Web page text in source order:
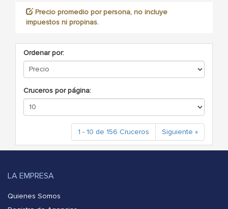
Precio promedio por persona, no incluye
impuestos ni propinas.
Ordenar por:
Cruceros por página:
1 - 10 de 156 Cruceros Siguiente »
LA EMPRESA
Quienes Somos